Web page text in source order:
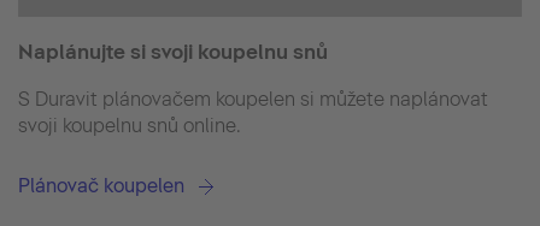
Naplánujte si svoji koupelnu snů
S Duravit plánovačem koupelen si můžete naplánovat
svoji koupelnu snů online.
Plánovač koupelen